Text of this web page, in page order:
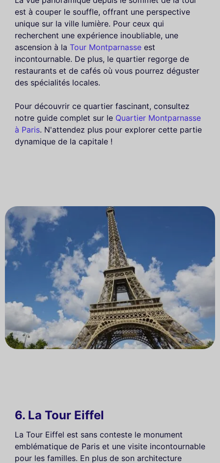
est à couper le souffle, offrant une perspective
unique sur la ville lumière. Pour ceux qui
recherchent une expérience inoubliable, une
ascension à la Tour Montparnasse est
incontournable. De plus, le quartier regorge de
restaurants et de cafés où vous pourrez déguster
des spécialités locales.
Pour découvrir ce quartier fascinant, consultez
notre guide complet sur le Quartier Montparnasse
à Paris. N'attendez plus pour explorer cette partie
dynamique de la capitale !
6. La Tour Eiffel
La Tour Eiffel est sans conteste le monument
emblématique de Paris et une visite incontournable
pour les familles. En plus de son architecture